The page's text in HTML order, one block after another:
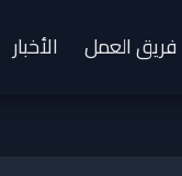
فريق العمل الأخبار